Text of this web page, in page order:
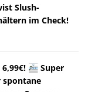
Slush-
im Check!
🚈 Super
spontane